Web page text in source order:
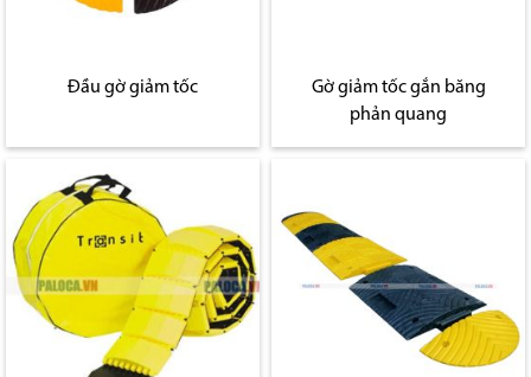
Đầu gờ giảm tốc
Gờ giảm tốc gắn băng
phản quang